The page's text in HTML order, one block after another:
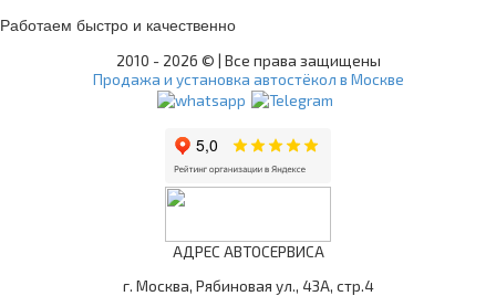
Работаем быстро и качественно
2010 - 2026 © | Все права защищены
Продажа и установка автостёкол в Москве
АДРЕС АВТОСЕРВИСА
г. Москва, Рябиновая ул., 43А, стр.4